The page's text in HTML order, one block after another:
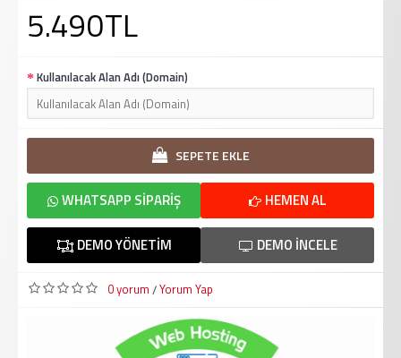
5.490TL
Kullanılacak Alan Adı (Domain)
SEPETE EKLE
HEMEN AL
WHATSAPP SIPARIŞ
DEMO İNCELE
DEMO YÖNETIM
0 yorum /Yorum Yap